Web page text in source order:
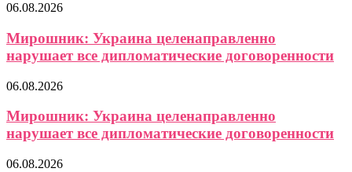
06.08.2026
Мирошник: Украина целенаправленно
нарушает все дипломатические договоренности
06.08.2026
Мирошник: Украина целенаправленно
нарушает все дипломатические договоренности
06.08.2026